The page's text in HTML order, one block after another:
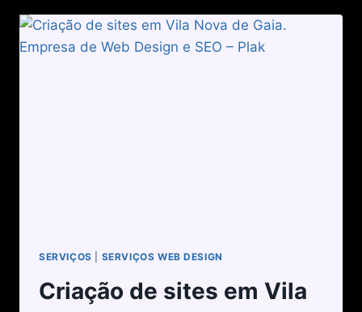
SERVIÇOS SERVIÇOS WEB DESIGN
Criação de sites em Vila